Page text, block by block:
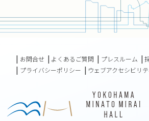
などから出版されている。またピアニス
リサイタル・デビュー。 共演者として
れ、国内外の著名なアーティストと共演
術誌にて特選盤、 準特選盤に選出され
団、東京フィルハーモニー交響楽団、
演、作品が演奏されている。
お問合せ よくあるご質問 プレスルーム
プライバシーポリシー
ウェブアクセシビリテ